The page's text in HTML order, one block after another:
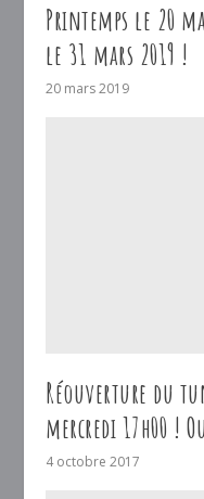
Printemps le 20
le 31 mars 2019 !
20 mars 2019
Réouverture du
mercredi 17h00 !
4 octobre 2017